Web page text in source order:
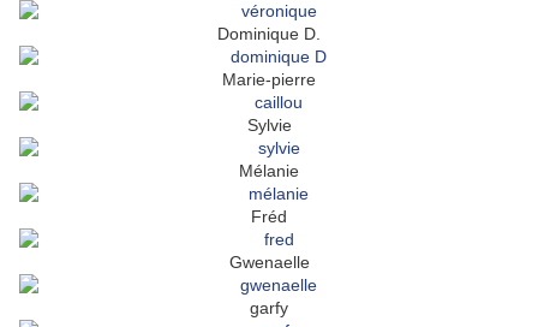
Dominique D.
Marie-pierre
Sylvie
Mélanie
Fréd
Gwenaelle
garfy